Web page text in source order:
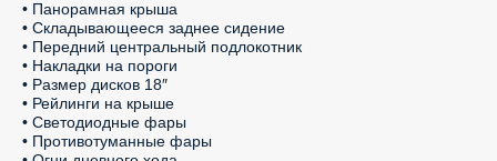
• Панорамная крыша
• Складывающееся заднее сидение
• Передний центральный подлокотник
• Накладки на пороги
• Размер дисков 18″
• Рейлинги на крыше
• Светодиодные фары
• Противотуманные фары